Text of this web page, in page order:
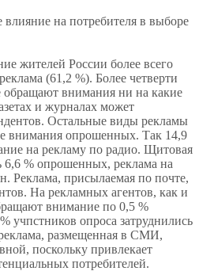
влияние на потребителя в выборе
жителей России более всего
(61,2 %). Более четверти
обращают внимания ни на какие
и журналах может
Остальные виды рекламы
внимания опрошенных. Так 14,9
на рекламу по радио. Щитовая
6,6 % опрошенных, реклама на
Реклама, присылаемая по почте,
На рекламных агентов, как и
внимание по 0,5 %
учпстников опроса затруднились
размещенная в СМИ,
поскольку привлекает
потребителей.